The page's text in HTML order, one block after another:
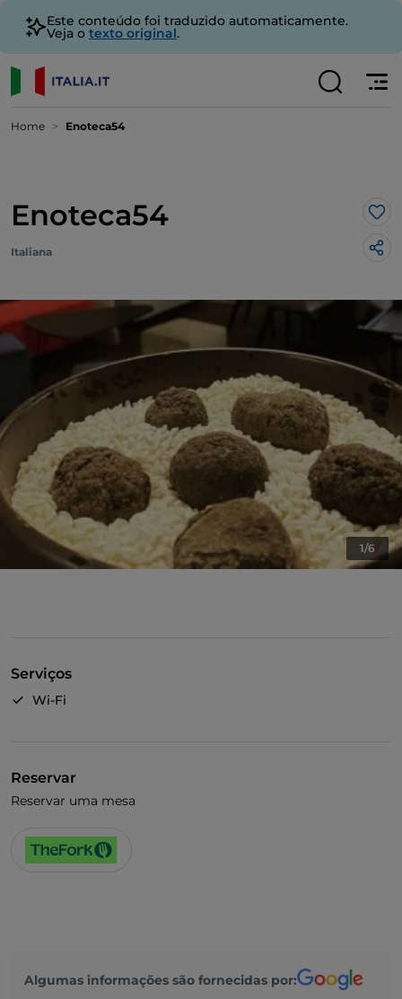
Este conteúdo foi traduzido automaticamente.
Veja o texto original.
Home Enoteca54
Enoteca54
Italiana
1/6
Serviços
Wi-Fi
Reservar
Reservar uma mesa
Algumas informações são fornecidas por: